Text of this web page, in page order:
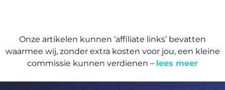
Onze artikelen kunnen ‘affiliate links’ bevatten
waarmee wij, zonder extra kosten voor jou, een kleine
commissie kunnen verdienen – lees meer